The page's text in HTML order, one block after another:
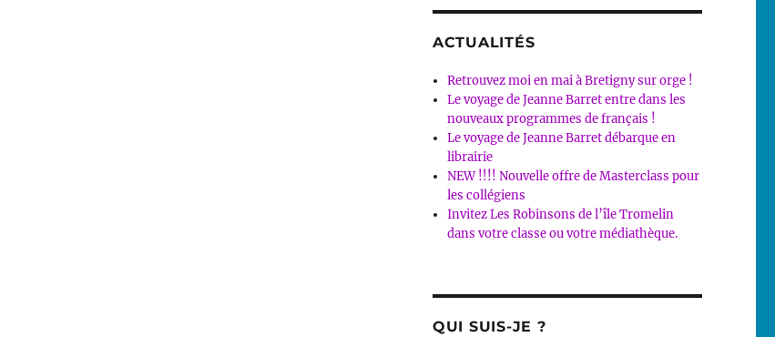
ACTUALITÉS
Retrouvez moi en mai à Bretigny sur orge !
Le voyage de Jeanne Barret entre dans les
nouveaux programmes de français !
Le voyage de Jeanne Barret débarque en
librairie
NEW !!!! Nouvelle offre de Masterclass pour
les collégiens
Invitez Les Robinsons de l’île Tromelin
dans votre classe ou votre médiathèque.
QUI SUIS-JE ?